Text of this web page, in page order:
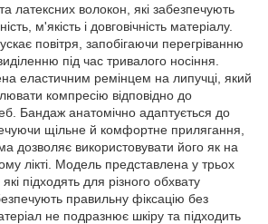
латексних волокон, які забезпечують
м'якість і довговічність матеріалу.
повітря, запобігаючи перегріванню
під час тривалого носіння.
еластичним ремінцем на липучці, який
компресію відповідно до
Бандаж анатомічно адаптується до
щільне й комфортне прилягання,
дозволяє використовувати його як на
лікті. Модель представлена у трьох
підходять для різного обхвату
правильну фіксацію без
не подразнює шкіру та підходить